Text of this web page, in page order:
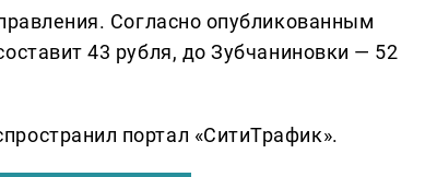
Согласно опубликованным
43 рубля, до Зубчаниновки — 52
портал «СитиТрафик».